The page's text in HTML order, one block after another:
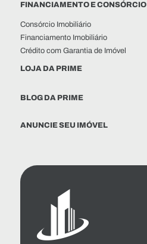
FINANCIAMENTO E CONSÓRCIO
Consórcio Imobiliário
Financiamento Imobiliário
Crédito com Garantia de Imóvel
LOJA DA PRIME
BLOG DA PRIME
ANUNCIE SEU IMÓVEL